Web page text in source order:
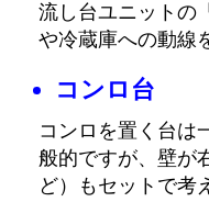
流し台ユニットの
や冷蔵庫への動線
コンロ台
コンロを置く台は
般的ですが、壁が
ど）もセットで考